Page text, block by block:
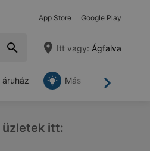
App Store Google Play
Itt vagy: Ágfalva
Tovább
áruház Más
itt: